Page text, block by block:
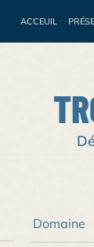
ACCEUIL